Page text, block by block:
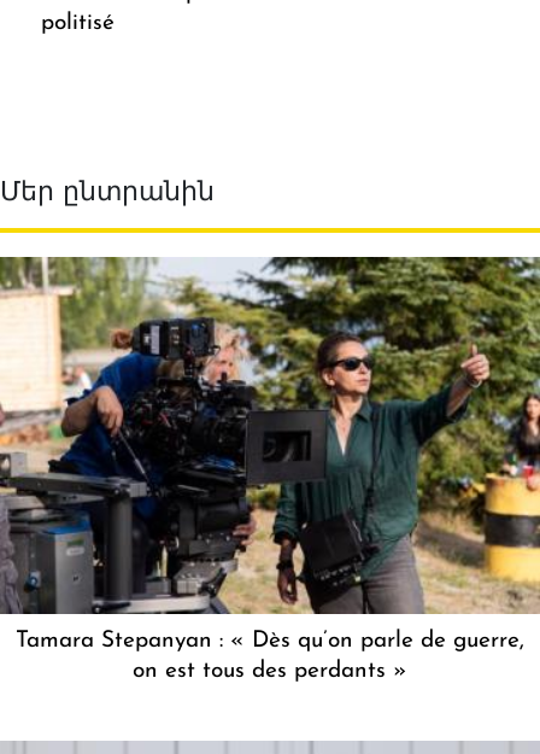
politisé
Մեր ընտրանին
Tamara Stepanyan : « Dès qu’on parle de guerre,
on est tous des perdants »